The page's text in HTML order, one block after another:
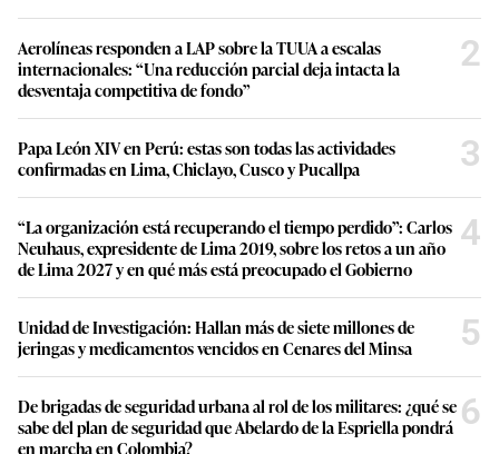
Aerolíneas responden a LAP sobre la TUUA a escalas
internacionales: “Una reducción parcial deja intacta la
desventaja competitiva de fondo”
2
Papa León XIV en Perú: estas son todas las actividades
confirmadas en Lima, Chiclayo, Cusco y Pucallpa
3
“La organización está recuperando el tiempo perdido”: Carlos
Neuhaus, expresidente de Lima 2019, sobre los retos a un año
de Lima 2027 y en qué más está preocupado el Gobierno
4
Unidad de Investigación: Hallan más de siete millones de
jeringas y medicamentos vencidos en Cenares del Minsa
5
De brigadas de seguridad urbana al rol de los militares: ¿qué se
sabe del plan de seguridad que Abelardo de la Espriella pondrá
en marcha en Colombia?
6